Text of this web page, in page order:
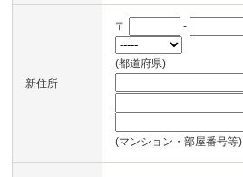
新住所
〒 -
(都道府県)
(マンション・部屋番号等)